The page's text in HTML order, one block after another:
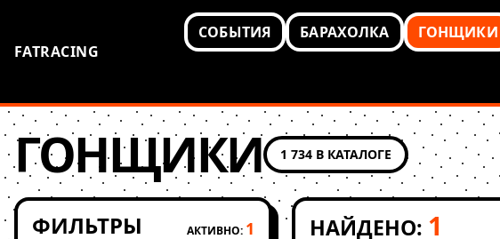
FATRACING
СОБЫТИЯ БАРАХОЛКА ГОНЩИКИ
ГОНЩИКИ 1 734 В КАТАЛОГЕ
ФИЛЬТРЫ АКТИВНО: 1 НАЙДЕНО: 1